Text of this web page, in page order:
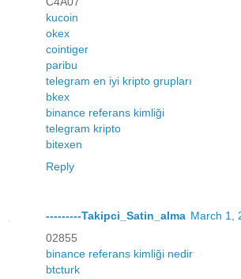
kucoin
okex
cointiger
paribu
telegram en iyi kripto grupları
bkex
binance referans kimliği
telegram kripto
bitexen
Reply
---------Takipci_Satin_alma March 1,
02855
binance referans kimliği nedir
btcturk